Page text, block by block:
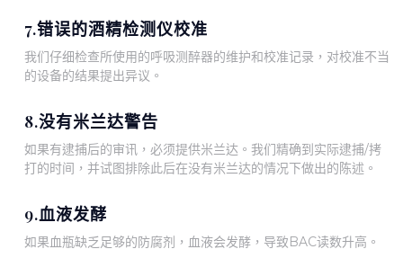
7.错误的酒精检测仪校准
我们仔细检查所使用的呼吸测醉器的维护和校准记录，对校准不当
的设备的结果提出异议。
8.没有米兰达警告
如果有逮捕后的审讯，必须提供米兰达。我们精确到实际逮捕/拷
打的时间，并试图排除此后在没有米兰达的情况下做出的陈述。
9.血液发酵
如果血瓶缺乏足够的防腐剂，血液会发酵，导致BAC读数升高。